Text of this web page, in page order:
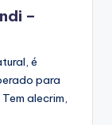
–
é
para
alecrim,